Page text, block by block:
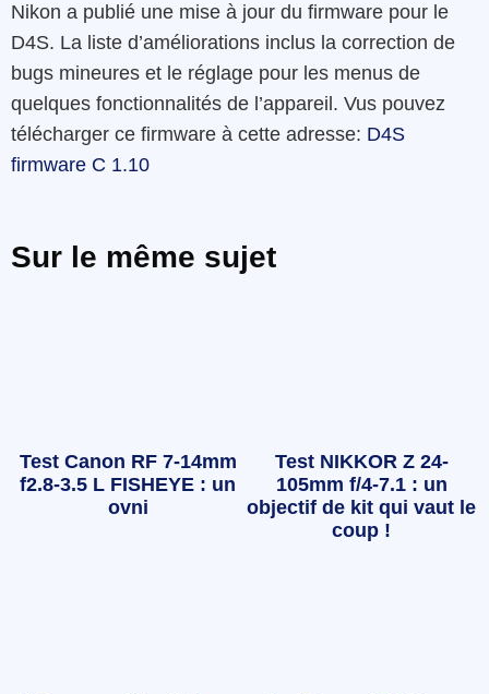
Nikon a publié une mise à jour du firmware pour le
D4S. La liste d’améliorations inclus la correction de
bugs mineures et le réglage pour les menus de
quelques fonctionnalités de l’appareil. Vus pouvez
télécharger ce firmware à cette adresse: D4S
firmware C 1.10
Sur le même sujet
Test Canon RF 7-14mm
f2.8-3.5 L FISHEYE : un
ovni
Test NIKKOR Z 24-
105mm f/4-7.1 : un
objectif de kit qui vaut le
coup !